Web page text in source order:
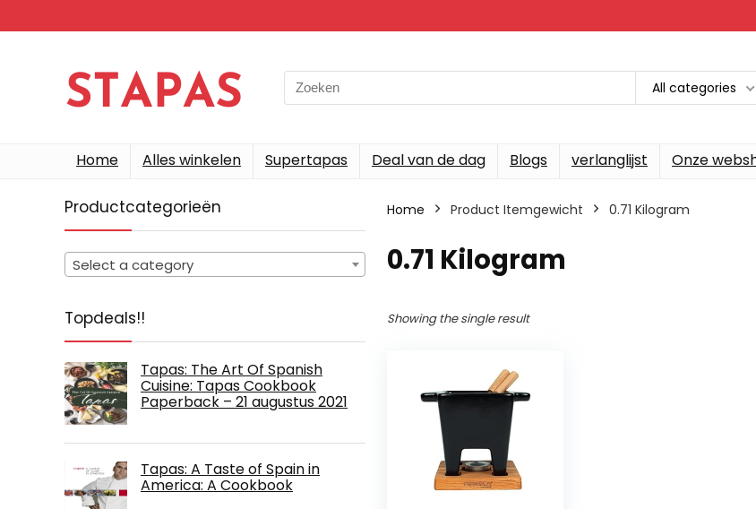
Search
for:
All categories
Home Alles winkelen Supertapas Deal van de dag Blogs verlanglijst Onze
Productcategorieën
Select a category
Topdeals!!
Tapas: The Art Of Spanish
Cuisine: Tapas Cookbook
Paperback – 21 augustus 2021
Tapas: A Taste of Spain in
America: A Cookbook
Home Product Itemgewicht ‎0.71 Kilogram
‎0.71 Kilogram
Showing the single result